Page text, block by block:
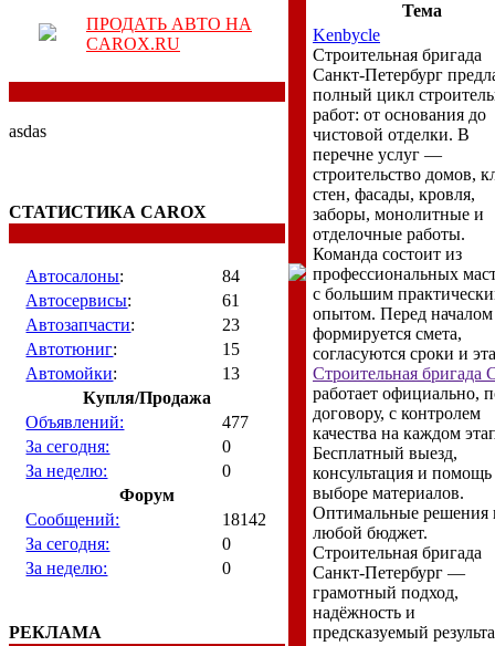
ПРОДАТЬ АВТО НА
CAROX.RU
asdas
СТАТИСТИКА CAROX
Автосалоны:
84
Автосервисы:
61
Автозапчасти:
23
Автотюниг:
15
Автомойки:
13
Купля/Продажа
Объявлений:
477
За сегодня:
0
За неделю:
0
Форум
Сообщений:
18142
За сегодня:
0
За неделю:
0
РЕКЛАМА
Тема
Kenbycle
Строительная бригада
Санкт-Петербург
полный цикл
работ: от основания до
чистовой отделки. В
перечне услуг —
строительство домов,
стен, фасады, кровля,
заборы, монолитные и
отделочные работы.
Команда состоит из
профессиональных
с большим
опытом. Перед началом
формируется смета,
согласуются сроки и
Строительная бригада
работает официально,
договору, с контролем
качества на каждом
Бесплатный выезд,
консультация и помощь
выборе материалов.
Оптимальные решения
любой бюджет.
Строительная бригада
Санкт-Петербург —
грамотный подход,
надёжность и
предсказуемый